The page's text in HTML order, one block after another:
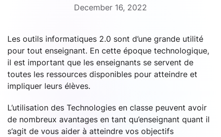
December 16, 2022
Les outils informatiques 2.0 sont d’une grande utilité
pour tout enseignant. En cette époque technologique,
il est important que les enseignants se servent de
toutes les ressources disponibles pour atteindre et
impliquer leurs élèves.
L’utilisation des Technologies en classe peuvent avoir
de nombreux avantages en tant qu’enseignant quant il
s’agit de vous aider à atteindre vos objectifs